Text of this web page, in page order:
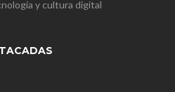
y cultura digital